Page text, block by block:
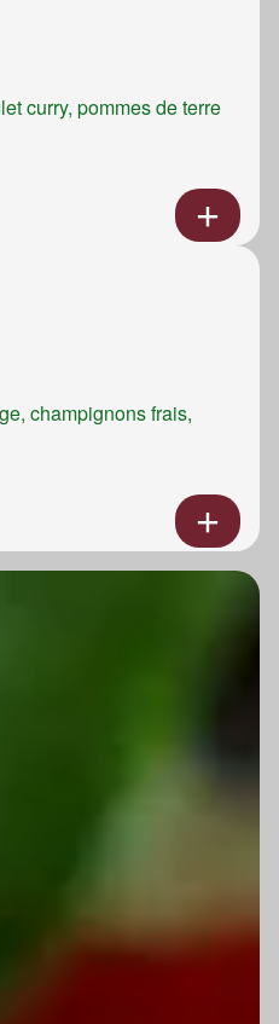
curry, pommes de terre
champignons frais,